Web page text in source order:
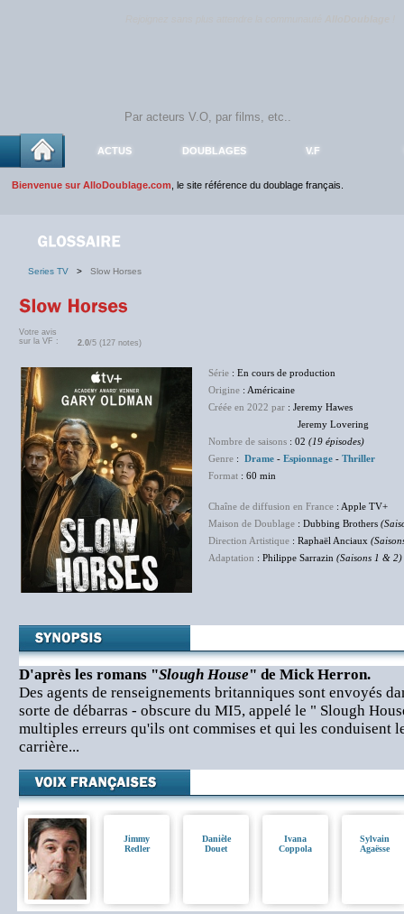
ACTUS DOUBLAGES V.F
Bienvenue sur AlloDoublage.com , le site référence du doublage français.
Series TV > Slow Horses
Votre avis
sur la VF :
2.0/5 (127 notes)
Série : En cours de production
Origine : Américaine
Créée en 2022 par : Jeremy Hawes
Jeremy Lovering
Nombre de saisons : 02 (19 épisodes)
Genre : Drame - Espionnage - Thriller
Format : 60 min
Chaîne de diffusion en France : Apple TV+
Maison de Doublage : Dubbing Brothers
Direction Artistique : Raphaël Anciaux
Adaptation : Philippe Sarrazin (Saisons 1 & 2)
D'après les romans "Slough House" de Mick Herron.
Des agents de renseignements britanniques sont envoyés
sorte de débarras - obscure du MI5, appelé le " Slough
multiples erreurs qu'ils ont commises et qui les conduisent
carrière...
Jimmy
Redler
Danièle
Douet
Ivana
Coppola
Sylvain
Agaësse